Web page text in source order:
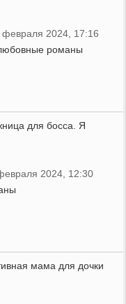
февраля 2024, 17:16
романы
для босса. Я
2024, 12:30
мама для дочки